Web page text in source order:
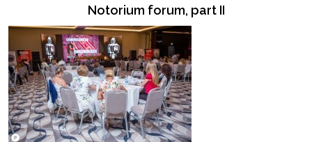
Notorium forum, part II